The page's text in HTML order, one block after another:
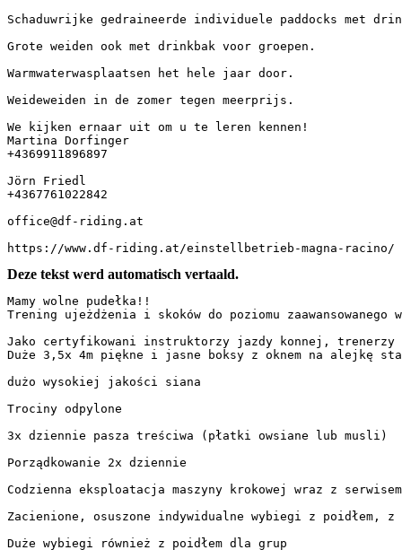
Schaduwrijke gedraineerde individuele paddocks met
Grote weiden ook met drinkbak voor groepen.
Warmwaterwasplaatsen het hele jaar door.
Weideweiden in de zomer tegen meerprijs.
We kijken ernaar uit om u te leren kennen!
Martina Dorfinger
+4369911896897
Jörn Friedl
+4367761022842
office@df-riding.at
https://www.df-riding.at/einstellbetrieb-magna-racino/
Deze tekst werd automatisch vertaald.
Mamy wolne pudełka!!
Trening ujeżdżenia i skoków do poziomu
Jako certyfikowani instruktorzy jazdy konnej, trenerzy
Duże 3,5x 4m piękne i jasne boksy z oknem na alejkę
dużo wysokiej jakości siana
Trociny odpylone
3x dziennie pasza treściwa (płatki owsiane lub musli)
Porządkowanie 2x dziennie
Codzienna eksploatacja maszyny krokowej wraz z
Zacienione, osuszone indywidualne wybiegi z poidłem,
Duże wybiegi również z poidłem dla grup